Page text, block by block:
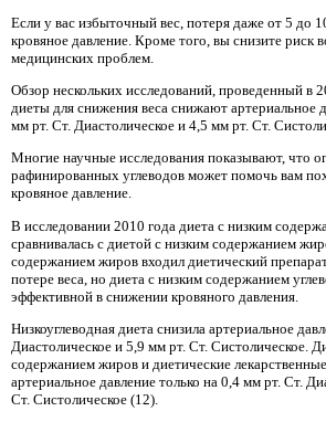
Если у вас избыточный вес, потеря даже от 5 до
кровяное давление. Кроме того, вы снизите риск
медицинских проблем.
Обзор нескольких исследований, проведенный в
диеты для снижения веса снижают артериальное
мм рт. Ст. Диастолическое и 4,5 мм рт. Ст.
Многие научные исследования показывают, что
рафинированных углеводов может помочь вам
кровяное давление.
В исследовании 2010 года диета с низким
сравнивалась с диетой с низким содержанием
содержанием жиров входил диетический
потере веса, но диета с низким содержанием
эффективной в снижении кровяного давления.
Низкоуглеводная диета снизила артериальное
Диастолическое и 5,9 мм рт. Ст. Систолическое.
содержанием жиров и диетические
артериальное давление только на 0,4 мм рт. Ст.
Ст. Систолическое (12).